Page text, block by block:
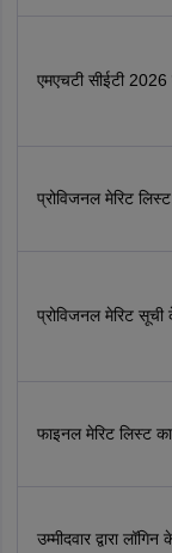
एमएचटी सीईटी
प्रोविजनल मेरिट
प्रोविजनल मेरिट सूची
फाइनल मेरिट लिस्ट
उम्मीदवार द्वारा